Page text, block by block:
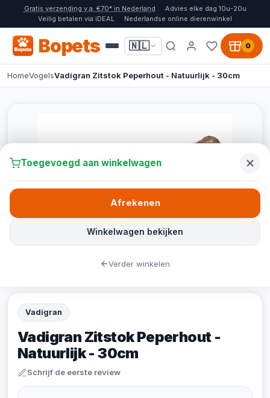
Gratis verzending v.a. €70* in Nederland
Advies elke dag 10u-20u
Veilig betalen via iDEAL
Nederlandse online dierenwinkel
Bopets 🇳🇱 0
HomeVogelsVadigran Zitstok Peperhout - Natuurlijk - 30cm
Vadigran
Vadigran Zitstok Peperhout -
Natuurlijk - 30cm
Schrijf de eerste review
Toegevoegd aan winkelwagen
Winkelwagen bekijken
Afrekenen
Verder winkelen